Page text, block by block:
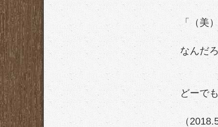
「（美
なんだ
どーで
（